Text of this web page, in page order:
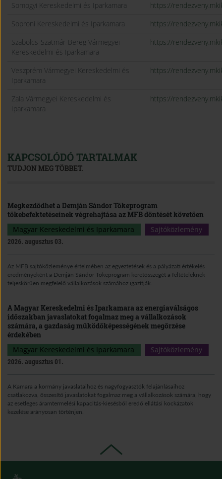
Somogyi Kereskedelmi és Iparkamara
https://
Soproni Kereskedelmi és Iparkamara
https://
Szabolcs-Szatmár-Bereg Vármegyei
Kereskedelmi és Iparkamara
https://
Veszprém Vármegyei Kereskedelmi és
Iparkamara
https://
Zala Vármegyei Kereskedelmi és
Iparkamara
https://
KAPCSOLÓDÓ TARTALMAK
TUDJON MEG TÖBBET.
Megkezdődhet a Demján Sándor Tőkeprogram
tőkebefektetéseinek végrehajtása az MFB döntését követően
Magyar Kereskedelmi és Iparkamara
Sajtóközlemény
2026. augusztus 03.
Az MFB sajtóközleménye értelmében az egyeztetések és a pályázati értékelés
eredményeként a Demján Sándor Tőkeprogram keretösszegét a feltételeknek
teljeskörűen megfelelő vállalkozások számához igazítják.
A Magyar Kereskedelmi és Iparkamara az energiaválságos
időszakban javaslatokat fogalmaz meg a vállalkozások
számára, a gazdaság működőképességének megőrzése
érdekében
Magyar Kereskedelmi és Iparkamara
Sajtóközlemény
2026. augusztus 01.
A Kamara a kormány javaslataihoz és nagyfogyasztók felajánlásaihoz
csatlakozva, összesítő javaslatokat fogalmaz meg a vállalkozások számára, hogy
az esetleges áramtermelési kapacitás-kiesésből eredő ellátási kockázatok
kezelése arányosan történjen.